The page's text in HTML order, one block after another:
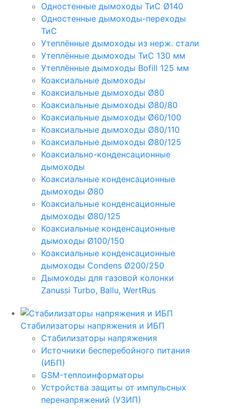
Одностенные дымоходы ТиС Ø140
Одностенные дымоходы-переходы
ТиС
Утеплённые дымоходы из нерж. стали
Утеплённые дымоходы ТиС 130 мм
Утеплённые дымоходы Bofill 125 мм
Коаксиальные дымоходы
Коаксиальные дымоходы Ø80
Коаксиальные дымоходы Ø80/80
Коаксиальные дымоходы Ø60/100
Коаксиальные дымоходы Ø80/110
Коаксиальные дымоходы Ø80/125
Коаксиально-конденсационные
дымоходы
Коаксиальные конденсационные
дымоходы Ø80
Коаксиальные конденсационные
дымоходы Ø80/125
Коаксиальные конденсационные
дымоходы Ø100/150
Коаксиальные конденсационные
дымоходы Condens Ø200/250
Дымоходы для газовой колонки
Zanussi Turbo, Ballu, WertRus
Стабилизаторы напряжения и ИБП
Стабилизаторы напряжения
Источники бесперебойного питания
(ИБП)
GSM-теплоинформаторы
Устройства защиты от импульсных
перенапряжений (УЗИП)